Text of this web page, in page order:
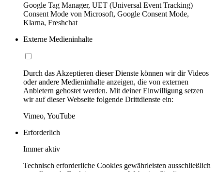
Google Tag Manager, UET (Universal Event Tracking)
Consent Mode von Microsoft, Google Consent Mode,
Klarna, Freshchat
Externe Medieninhalte
Durch das Akzeptieren dieser Dienste können wir dir Videos
oder andere Medieninhalte anzeigen, die von externen
Anbietern gehostet werden. Mit deiner Einwilligung setzen
wir auf dieser Webseite folgende Drittdienste ein:
Vimeo, YouTube
Erforderlich
Immer aktiv
Technisch erforderliche Cookies gewährleisten ausschließlich